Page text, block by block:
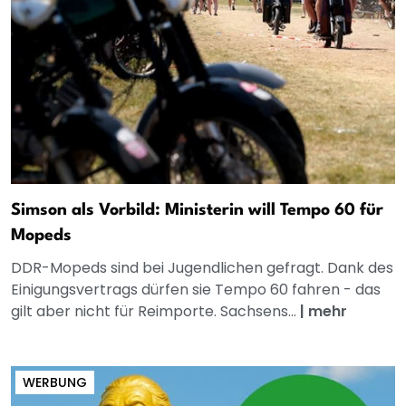
Simson als Vorbild: Ministerin will Tempo 60 für
Mopeds
DDR-Mopeds sind bei Jugendlichen gefragt. Dank des
Einigungsvertrags dürfen sie Tempo 60 fahren - das
gilt aber nicht für Reimporte. Sachsens... | mehr
WERBUNG